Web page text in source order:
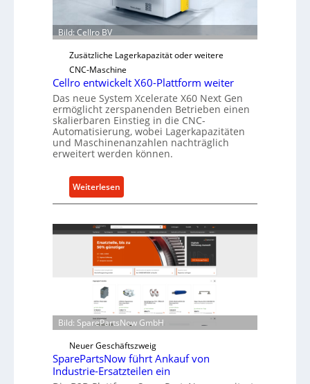
r
Ü
b
l
a
s
t
s
c
u
t
f
ü
i
d
i
r
e
k
t
Bild: Cellro BV
Zusätzliche Lagerkapazität oder weitere
CNC-Maschine
Cellro entwickelt X60-Plattform weiter
Das neue System Xcelerate X60 Next Gen
ermöglicht zerspanenden Betrieben einen
skalierbaren Einstieg in die CNC-
Automatisierung, wobei Lagerkapazitäten
und Maschinenanzahlen nachträglich
erweitert werden können.
Weiterlesen:
C
l
l
e
n
t
w
i
c
k
Bild: SparePartsNow GmbH
Neuer Geschäftszweig
SparePartsNow führt Ankauf von
Industrie-Ersatzteilen ein